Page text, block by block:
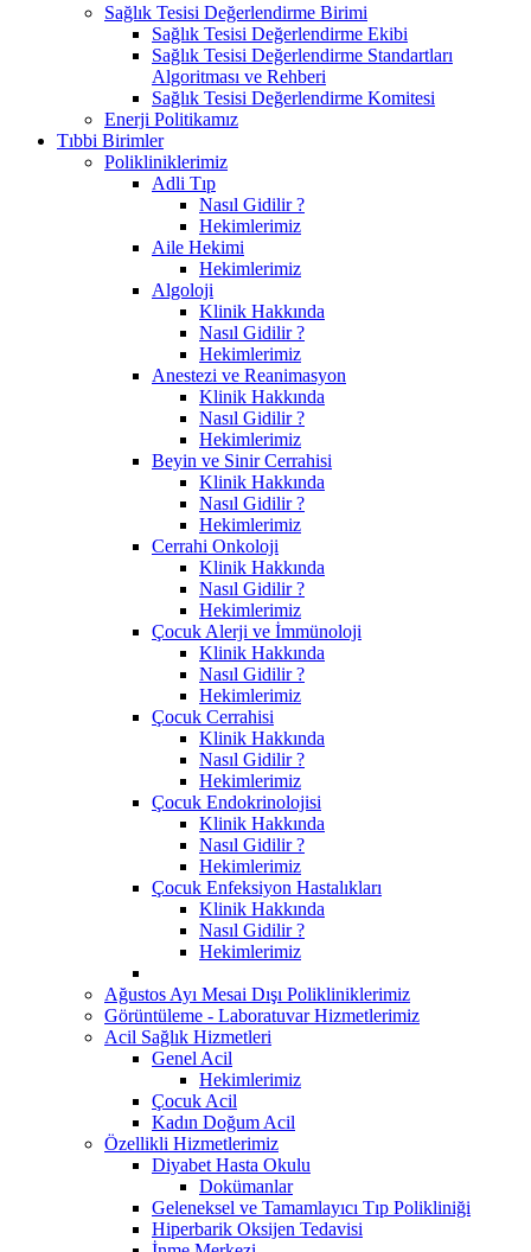
Sağlık Tesisi Değerlendirme Birimi
Sağlık Tesisi Değerlendirme Ekibi
Sağlık Tesisi Değerlendirme Standartları
Algoritması ve Rehberi
Sağlık Tesisi Değerlendirme Komitesi
Enerji Politikamız
Tıbbi Birimler
Polikliniklerimiz
Adli Tıp
Nasıl Gidilir ?
Hekimlerimiz
Aile Hekimi
Hekimlerimiz
Algoloji
Klinik Hakkında
Nasıl Gidilir ?
Hekimlerimiz
Anestezi ve Reanimasyon
Klinik Hakkında
Nasıl Gidilir ?
Hekimlerimiz
Beyin ve Sinir Cerrahisi
Klinik Hakkında
Nasıl Gidilir ?
Hekimlerimiz
Cerrahi Onkoloji
Klinik Hakkında
Nasıl Gidilir ?
Hekimlerimiz
Çocuk Alerji ve İmmünoloji
Klinik Hakkında
Nasıl Gidilir ?
Hekimlerimiz
Çocuk Cerrahisi
Klinik Hakkında
Nasıl Gidilir ?
Hekimlerimiz
Çocuk Endokrinolojisi
Klinik Hakkında
Nasıl Gidilir ?
Hekimlerimiz
Çocuk Enfeksiyon Hastalıkları
Klinik Hakkında
Nasıl Gidilir ?
Hekimlerimiz
Ağustos Ayı Mesai Dışı Polikliniklerimiz
Görüntüleme - Laboratuvar Hizmetlerimiz
Acil Sağlık Hizmetleri
Genel Acil
Hekimlerimiz
Çocuk Acil
Kadın Doğum Acil
Özellikli Hizmetlerimiz
Diyabet Hasta Okulu
Dokümanlar
Geleneksel ve Tamamlayıcı Tıp Polikliniği
Hiperbarik Oksijen Tedavisi